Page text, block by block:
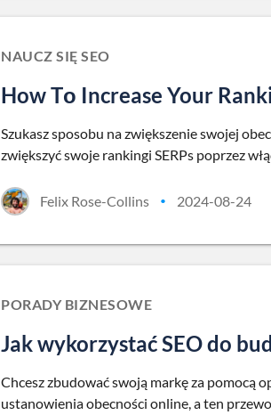
NAUCZ SIĘ SEO
How Tо Increase Your
Szukasz sposobu na zwiększenie swojej
zwiększyć swoje rankingi SERPs poprzez
Felix Rose-Collins • 2024-08-24
PORADY BIZNESOWE
Jak wykorzystać SEO do
Chcesz zbudować swoją markę za pomocą
ustanowienia obecności online, a ten